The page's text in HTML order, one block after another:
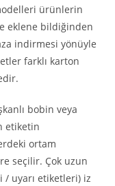
ürünlerin
eklene bildiğinden
indirmesi yönüyle
farklı karton
bobin veya
etiketin
ortam
seçilir. Çok uzun
/ uyarı etiketleri) iz